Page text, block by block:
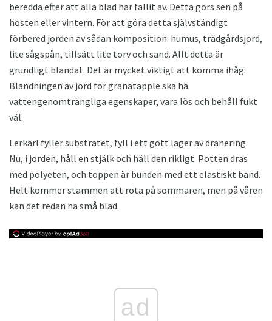
beredda efter att alla blad har fallit av. Detta görs sen på
hösten eller vintern. För att göra detta självständigt
förbered jorden av sådan komposition: humus, trädgårdsjord,
lite sågspån, tillsätt lite torv och sand. Allt detta är
grundligt blandat. Det är mycket viktigt att komma ihåg:
Blandningen av jord för granatäpple ska ha
vattengenomträngliga egenskaper, vara lös och behåll fukt
väl.
Lerkärl fyller substratet, fyll i ett gott lager av dränering.
Nu, i jorden, håll en stjälk och häll den rikligt. Potten dras
med polyeten, och toppen är bunden med ett elastiskt band.
Helt kommer stammen att rota på sommaren, men på våren
kan det redan ha små blad.
ad